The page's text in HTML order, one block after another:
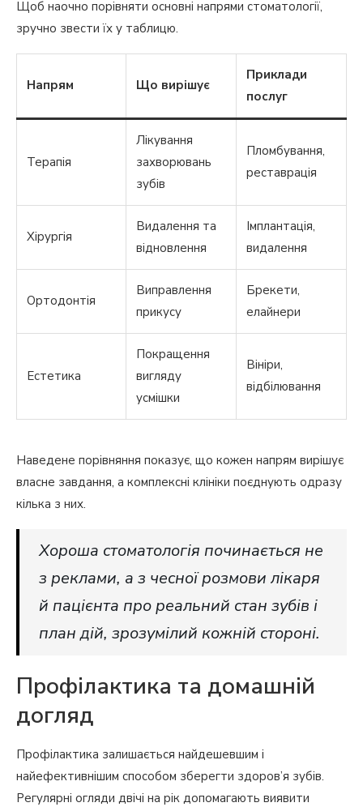
Щоб наочно порівняти основні напрями стоматології,
зручно звести їх у таблицю.
Напрям Що вирішує
Приклади
послуг
Терапія
Лікування
захворювань
зубів
Пломбування,
реставрація
Хірургія
Видалення та
відновлення
Імплантація,
видалення
Ортодонтія
Виправлення
прикусу
Брекети,
елайнери
Естетика
Покращення
вигляду
усмішки
Вініри,
відбілювання
Наведене порівняння показує, що кожен напрям вирішує
власне завдання, а комплексні клініки поєднують одразу
кілька з них.
Хороша стоматологія починається не
з реклами, а з чесної розмови лікаря
й пацієнта про реальний стан зубів і
план дій, зрозумілий кожній стороні.
Профілактика та домашній
догляд
Профілактика залишається найдешевшим і
найефективнішим способом зберегти здоров’я зубів.
Регулярні огляди двічі на рік допомагають виявити